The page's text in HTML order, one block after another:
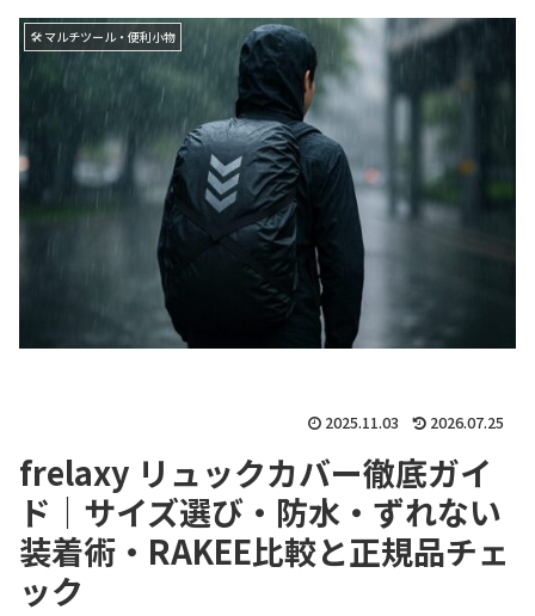
🛠 マルチツール・便利小物
2025.11.03 2026.07.25
frelaxy リュックカバー徹底ガイ
ド｜サイズ選び・防水・ずれない
装着術・RAKEE比較と正規品チェ
ック